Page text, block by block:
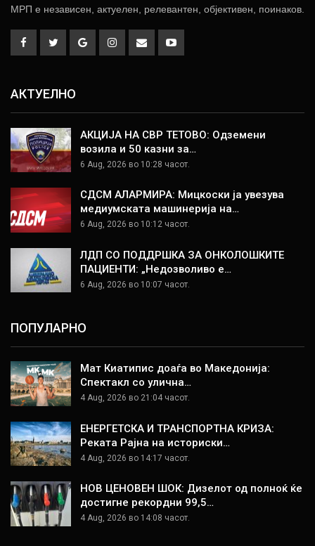
МРП е независен, актуелен, релевантен, објективен, поинаков.
АКТУЕЛНО
АКЦИЈА НА СВР ТЕТОВО: Одземени
возила и 50 казни за…
6 Aug, 2026 во 10:28 часот.
СДСМ АЛАРМИРА: Мицкоски ја увезува
медиумската машинерија на…
6 Aug, 2026 во 10:12 часот.
ЛДП СО ПОДДРШКА ЗА ОНКОЛОШКИТЕ
ПАЦИЕНТИ: „Недозволиво е…
6 Aug, 2026 во 10:07 часот.
ПОПУЛАРНО
Мат Киатипис доаѓа во Македонија:
Спектакл со улична…
4 Aug, 2026 во 21:04 часот.
ЕНЕРГЕТСКА И ТРАНСПОРТНА КРИЗА:
Реката Рајна на историски…
4 Aug, 2026 во 14:17 часот.
НОВ ЦЕНОВЕН ШОК: Дизелот од полноќ ќе
достигне рекордни 99,5…
4 Aug, 2026 во 14:08 часот.